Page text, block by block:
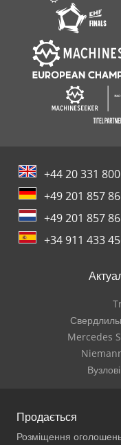
+44 20 331
+49 201 857
+49 201 857
+34 911 433
Mercedes
Продається
Розміщення